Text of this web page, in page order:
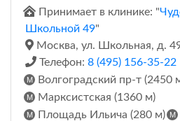
Принимает в клинике: "
Школьной 49"
Москва, ул. Школьная, д.
Телефон: 8 (495) 156-35-22
Волгоградский пр-т (2450
Марксистская (1360 м)
Площадь Ильича (280 м)